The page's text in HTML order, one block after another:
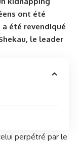
ont été
a été revendiqué
le leader
perpétré par le